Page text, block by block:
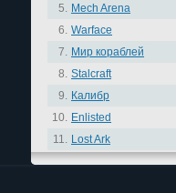
5. Mech Arena
6. Warface
7. Мир кораблей
8. Stalcraft
9. Калибр
10. Enlisted
11. Lost Ark